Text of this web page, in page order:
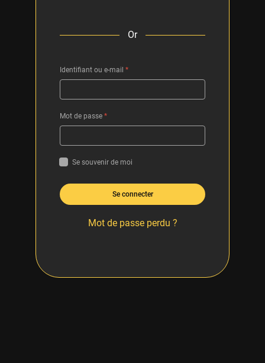
Or
Identifiant ou e-mail *
Mot de passe *
Se souvenir de moi
Se connecter
Mot de passe perdu ?